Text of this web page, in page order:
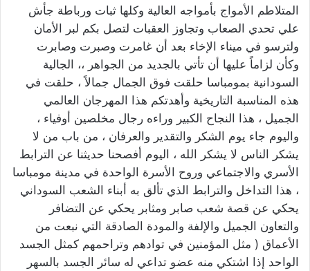
المتلاطم الأمواج بأمواجه العالية وكلها ثبات ورباطة جأش
علي تحدي الصعاب وتجاوز العقبات لتصل بكم لبر الأمان
ولترسو في ميناء الإخاء بعد أن غامرت وصبرت وصابرت
وكأن لزاماً عليها أن تأتي بالجديد من الجواهر ،، الجالية
السودانية بمومباسا حلقت فوق الجمال جمالاً ، حلقت في
هذه المناسبة التاريخية وأهدتكم هذا المهرجان العالمي
الجميل ، هذا النجاح الكبير وراءه رجال مخلصين أوفياء ،
واليوم جاء يوم الشكر والتقدير والعرفان ، من باب من لا
يشكر الناس لا يشكر الله ، اليوم أفصحنا حديثنا عن الترابط
الأسري والاجتماعي وروح الأسرة الواحدة في مدينة مومباسا
، هذا التداخل والترابط الذي تألق به أبناء الشعب السوداني
يحكي عن قصة شعب صابر ومثابر يحكي عن التضافر
والتعاون الجميل والإلفة والمودة الصادقة التي نبعت من
الأعماق ( مثل المؤمنين في توادهم وتراحمهم كمثل الجسد
الواحد إذا اشتكي منه عضو تداعي له سائر الجسد بالسهر